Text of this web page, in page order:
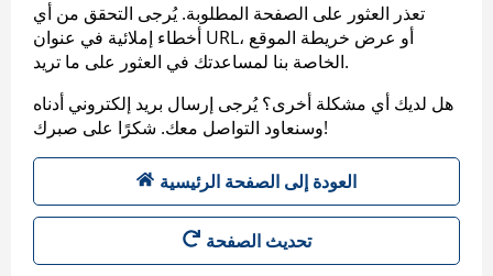
تعذر العثور على الصفحة المطلوبة. يُرجى التحقق من أي
أخطاء إملائية في عنوان URL، أو عرض خريطة الموقع
الخاصة بنا لمساعدتك في العثور على ما تريد.
هل لديك أي مشكلة أخرى؟ يُرجى إرسال بريد إلكتروني أدناه
وسنعاود التواصل معك. شكرًا على صبرك!
العودة إلى الصفحة الرئيسية
تحديث الصفحة